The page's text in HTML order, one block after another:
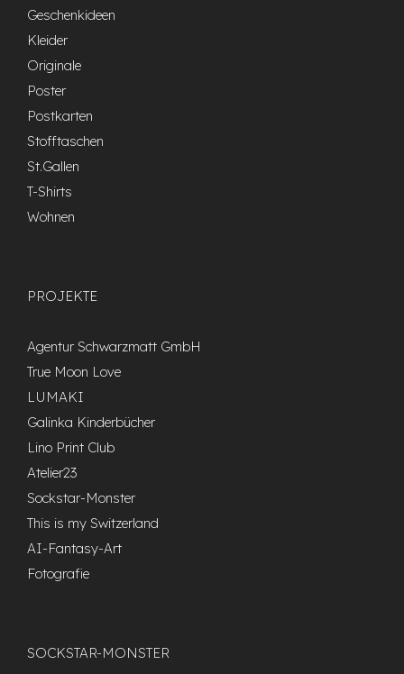
Geschenkideen
Kleider
Originale
Poster
Postkarten
Stofftaschen
St.Gallen
T-Shirts
Wohnen
PROJEKTE
Agentur Schwarzmatt GmbH
True Moon Love
LUMAKI
Galinka Kinderbücher
Lino Print Club
Atelier23
Sockstar-Monster
This is my Switzerland
AI-Fantasy-Art
Fotografie
SOCKSTAR-MONSTER